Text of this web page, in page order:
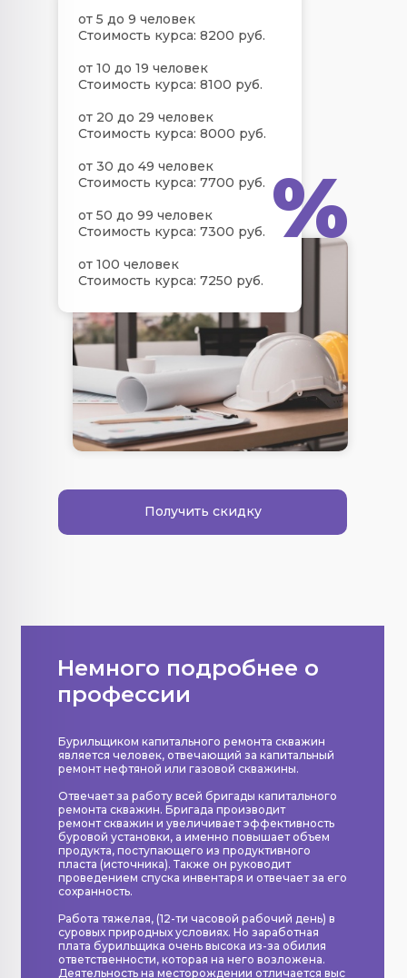
от 5 до 9 человек
Стоимость курса: 8200 руб.
от 10 до 19 человек
Стоимость курса: 8100 руб.
от 20 до 29 человек
Стоимость курса: 8000 руб.
от 30 до 49 человек
Стоимость курса: 7700 руб.
от 50 до 99 человек
Стоимость курса: 7300 руб.
от 100 человек
Стоимость курса: 7250 руб.
Получить скидку
%
Немного подробнее о
профессии
Бурильщиком капитального ремонта скважин
является человек, отвечающий за капитальный
ремонт нефтяной или газовой скважины.
Отвечает за работу всей бригады капитального
ремонта скважин. Бригада производит
ремонт скважин и увеличивает эффективность
буровой установки, а именно повышает объем
продукта, поступающего из продуктивного
пласта (источника). Также он руководит
проведением спуска инвентаря и отвечает за его
сохранность.
Работа тяжелая, (12-ти часовой рабочий день) в
суровых природных условиях. Но заработная
плата бурильщика очень высока из-за обилия
ответственности, которая на него возложена.
Деятельность на месторождении отличается выс